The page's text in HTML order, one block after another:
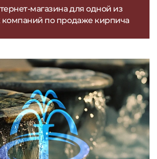
магазина для одной из
по продаже кирпича